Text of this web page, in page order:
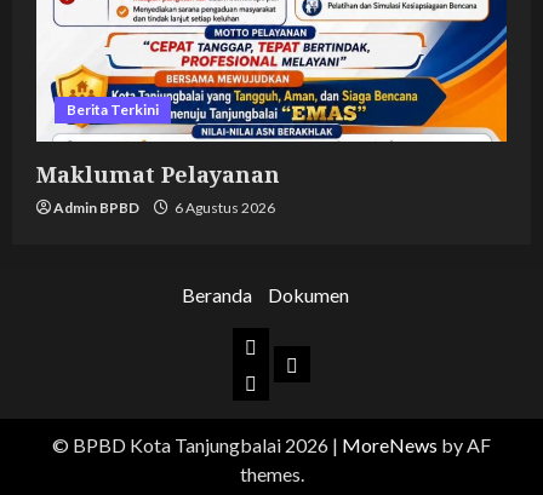
Berita Terkini
Maklumat Pelayanan
Admin BPBD 6 Agustus 2026
Beranda Dokumen
Beranda
BPBD
Kota
Tanjungbalai
Dokumen
© BPBD Kota Tanjungbalai 2026 | MoreNews by AF
themes.